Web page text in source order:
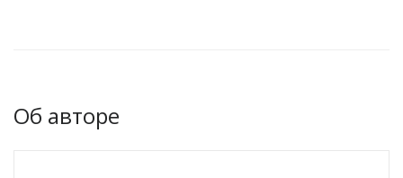
Об авторе